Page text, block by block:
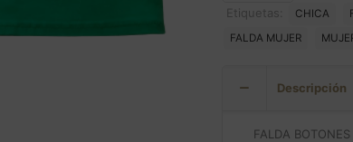
Etiquetas:
CHICA
FALDA MUJER
Descripción
FALDA